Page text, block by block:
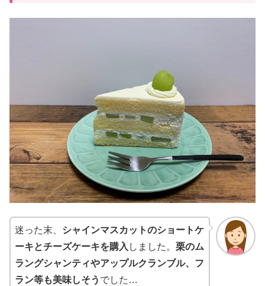
迷った末、 シャインマスカットのショートケ
ーキとチーズケーキを購入 しました。 栗のム
ラングシャンティやアップルクランブル、フ
ラン等も美味しそう でした…